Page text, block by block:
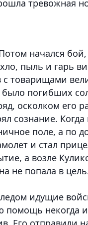
тревожная
начался
пыль и гарь
с товарищами
погибших
осколком его
сознание.
поле, а по
и стал
а возле
не попала в
идущие
помощь некогда